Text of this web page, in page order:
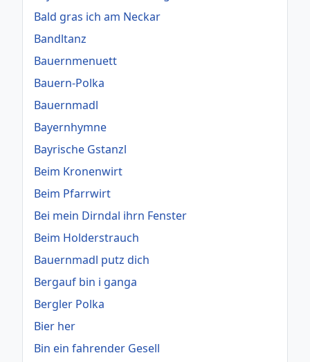
Bald gras ich am Neckar
Bandltanz
Bauernmenuett
Bauern-Polka
Bauernmadl
Bayernhymne
Bayrische Gstanzl
Beim Kronenwirt
Beim Pfarrwirt
Bei mein Dirndal ihrn Fenster
Beim Holderstrauch
Bauernmadl putz dich
Bergauf bin i ganga
Bergler Polka
Bier her
Bin ein fahrender Gesell